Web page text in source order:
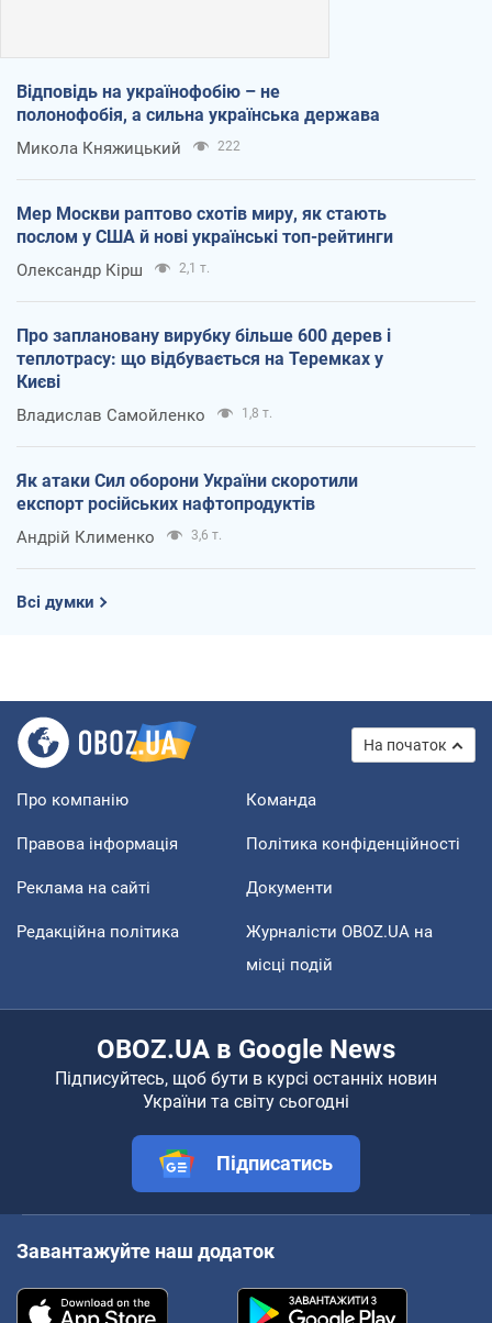
Відповідь на українофобію – не
полонофобія, а сильна українська держава
Микола Княжицький 222
Мер Москви раптово схотів миру, як стають
послом у США й нові українські топ-рейтинги
Олександр Кірш 2,1 т.
Про заплановану вирубку більше 600 дерев і
теплотрасу: що відбувається на Теремках у
Києві
Владислав Самойленко 1,8 т.
Як атаки Сил оборони України скоротили
експорт російських нафтопродуктів
Андрій Клименко 3,6 т.
Всі думки
На початок
Про компанію Команда
Правова інформація Політика конфіденційності
Реклама на сайті Документи
Редакційна політика
Журналісти OBOZ.UA на
місці подій
OBOZ.UA в Google News
Підписуйтесь, щоб бути в курсі останніх новин
України та світу сьогодні
Підписатись
Завантажуйте наш додаток